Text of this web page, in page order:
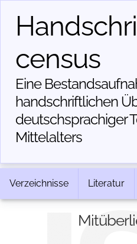
census
Eine
handschriftlichen
deutschsprachiger
Mittelalters
Verzeichnisse Literatur